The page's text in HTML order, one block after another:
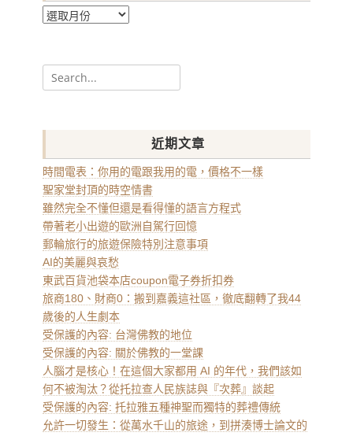
彙
Search
for:
近期文章
時間電表：你用的電跟我用的電，價格不一樣
聖家堂封頂的時空情書
雖然完全不懂但還是看得懂的語言方程式
帶著老小出遊的歐洲自駕行回憶
郵輪旅行的旅遊保險特別注意事項
AI的美麗與哀愁
東武百貨池袋本店coupon電子券折扣券
旅商180、財商0：搬到嘉義這社區，徹底翻轉了我44
歲後的人生劇本
受保護的內容: 台灣佛教的地位
受保護的內容: 關於佛教的一堂課
人腦才是核心！在這個大家都用 AI 的年代，我們該如
何不被淘汰？從托拉查人民族誌與『次葬』談起
受保護的內容: 托拉雅五種神聖而獨特的葬禮傳統
允許一切發生：從萬水千山的旅途，到拼湊博士論文的